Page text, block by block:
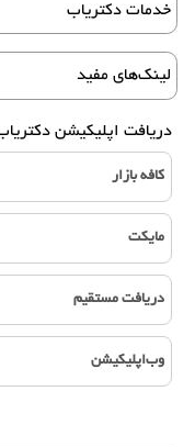
خدمات دکتریاب
لینک‌های مفید
دریافت اپلیکیشن
کافه بازار
مایکت
دریافت مستقیم
وب‌اپلیکیشن